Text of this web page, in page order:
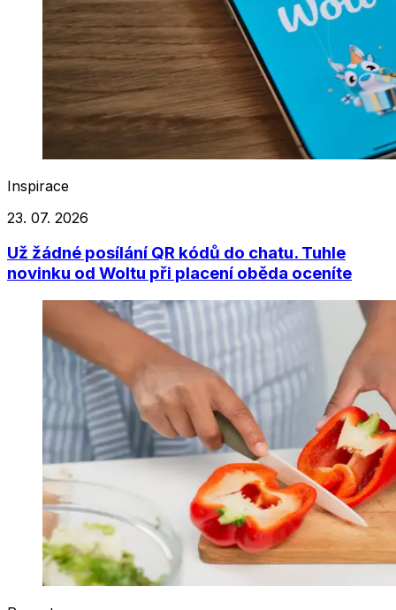
Inspirace
23. 07. 2026
Už žádné posílání QR kódů do chatu. Tuhle
novinku od Woltu při placení oběda oceníte